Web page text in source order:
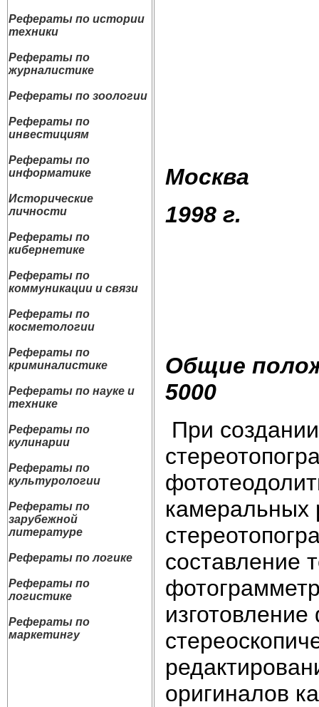
Рефераты по истории
техники
Рефераты по
журналистике
Рефераты по зоологии
Рефераты по
инвестициям
Рефераты по
информатике
Исторические
личности
Рефераты по
кибернетике
Рефераты по
коммуникации и связи
Рефераты по
косметологии
Рефераты по
криминалистике
Рефераты по науке и
технике
Рефераты по
кулинарии
Рефераты по
культурологии
Рефераты по
зарубежной
литературе
Рефераты по логике
Рефераты по
логистике
Рефераты по
маркетингу
Москва
1998 г.
Общие
5000
При
камеральных
составление
оригиналов